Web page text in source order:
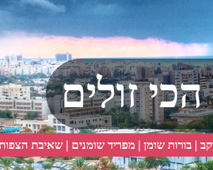
| בורות שומן | מפריד שומנים | שאיבת
זולים